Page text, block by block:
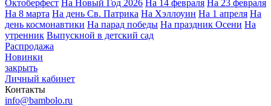
Октоберфест На Новый Год 2026 На 14 февраля На 23 февраля
На 8 марта На день Св. Патрика На Хэллоуин На 1 апреля На
день космонавтики На парад победы На праздник Осени На
утренник Выпускной в детский сад
Распродажа
Новинки
закрыть
Личный кабинет
Контакты
info@bambolo.ru